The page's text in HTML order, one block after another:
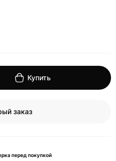
Купить
заказ
перед покупкой